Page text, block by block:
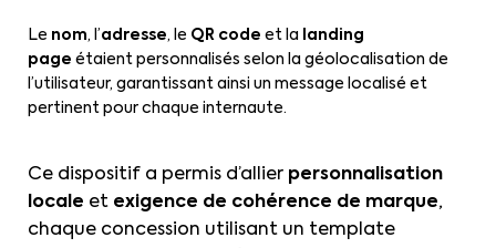
Le nom, l’adresse, le QR code et la landing
page étaient personnalisés selon la géolocalisation de
l’utilisateur, garantissant ainsi un message localisé et
pertinent pour chaque internaute.
Ce dispositif a permis d’allier personnalisation
locale et exigence de cohérence de marque,
chaque concession utilisant un template